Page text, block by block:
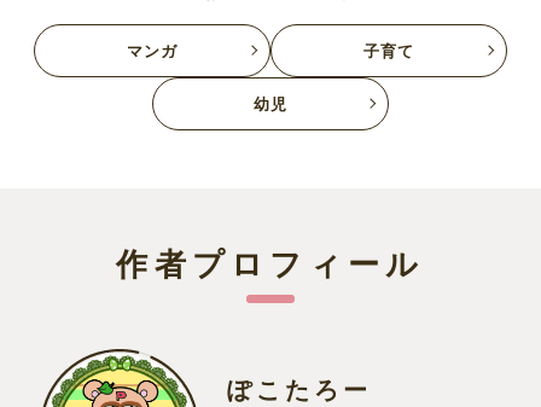
マンガ 子育て
幼児
作者プロフィール
ぽこたろー